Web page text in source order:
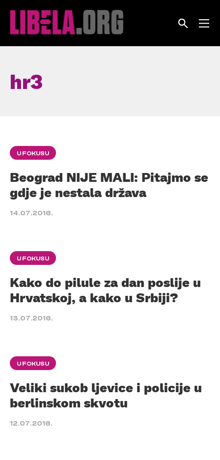
hr3
U FOKUSU
Beograd NIJE MALI: Pitajmo se
gdje je nestala država
14.07.2016.
U FOKUSU
Kako do pilule za dan poslije u
Hrvatskoj, a kako u Srbiji?
13.07.2016.
U FOKUSU
Veliki sukob ljevice i policije u
berlinskom skvotu
12.07.2016.